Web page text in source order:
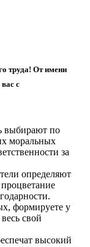
труда! От имени
с
выбирают по
моральных
за
определяют
формируете у
свой
высокий